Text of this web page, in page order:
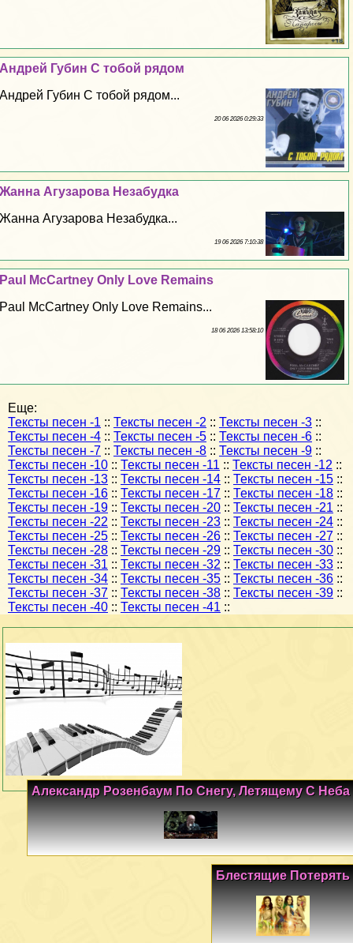
Андрей Губин С тобой рядом
Андрей Губин С тобой рядом...
20 06 2026 0:29:33
Жанна Агузарова Незабудка
Жанна Агузарова Незабудка...
19 06 2026 7:10:38
Paul McCartney Only Love Remains
Paul McCartney Only Love Remains...
18 06 2026 13:58:10
Еще:
Тексты песен -1 :: Тексты песен -2 :: Тексты песен -3 ::
Тексты песен -4 :: Тексты песен -5 :: Тексты песен -6 ::
Тексты песен -7 :: Тексты песен -8 :: Тексты песен -9 ::
Тексты песен -10 :: Тексты песен -11 :: Тексты песен -12 ::
Тексты песен -13 :: Тексты песен -14 :: Тексты песен -15 ::
Тексты песен -16 :: Тексты песен -17 :: Тексты песен -18 ::
Тексты песен -19 :: Тексты песен -20 :: Тексты песен -21 ::
Тексты песен -22 :: Тексты песен -23 :: Тексты песен -24 ::
Тексты песен -25 :: Тексты песен -26 :: Тексты песен -27 ::
Тексты песен -28 :: Тексты песен -29 :: Тексты песен -30 ::
Тексты песен -31 :: Тексты песен -32 :: Тексты песен -33 ::
Тексты песен -34 :: Тексты песен -35 :: Тексты песен -36 ::
Тексты песен -37 :: Тексты песен -38 :: Тексты песен -39 ::
Тексты песен -40 :: Тексты песен -41 ::
Александр Розенбаум По Снегу, Летящему С Неба
Блестящие Потерять